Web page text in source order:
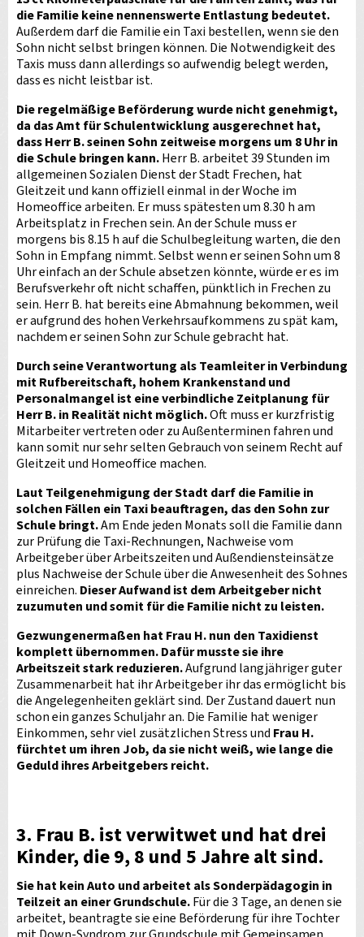
die Familie keine nennenswerte Entlastung bedeutet.
Außerdem darf die Familie ein Taxi bestellen, wenn sie den
Sohn nicht selbst bringen können. Die Notwendigkeit des
Taxis muss dann allerdings so aufwendig belegt werden,
dass es nicht leistbar ist.
Die regelmäßige Beförderung wurde nicht genehmigt,
da das Amt für Schulentwicklung ausgerechnet hat,
dass Herr B. seinen Sohn zeitweise morgens um 8 Uhr in
die Schule bringen kann.Herr B. arbeitet 39 Stunden im
allgemeinen Sozialen Dienst der Stadt Frechen, hat
Gleitzeit und kann offiziell einmal in der Woche im
Homeoffice arbeiten. Er muss spätesten um 8.30 h am
Arbeitsplatz in Frechen sein. An der Schule muss er
morgens bis 8.15 h auf die Schulbegleitung warten, die den
Sohn in Empfang nimmt. Selbst wenn er seinen Sohn um 8
Uhr einfach an der Schule absetzen könnte, würde er es im
Berufsverkehr oft nicht schaffen, pünktlich in Frechen zu
sein. Herr B. hat bereits eine Abmahnung bekommen, weil
er aufgrund des hohen Verkehrsaufkommens zu spät kam,
nachdem er seinen Sohn zur Schule gebracht hat.
Durch seine Verantwortung als Teamleiter in Verbindung
mit Rufbereitschaft, hohem Krankenstand und
Personalmangel ist eine verbindliche Zeitplanung für
Herr B. in Realität nicht möglich.Oft muss er kurzfristig
Mitarbeiter vertreten oder zu Außenterminen fahren und
kann somit nur sehr selten Gebrauch von seinem Recht auf
Gleitzeit und Homeoffice machen.
Laut Teilgenehmigung der Stadt darf die Familie in
solchen Fällen ein Taxi beauftragen, das den Sohn zur
Schule bringt.Am Ende jeden Monats soll die Familie dann
zur Prüfung die Taxi-Rechnungen, Nachweise vom
Arbeitgeber über Arbeitszeiten und Außendiensteinsätze
plus Nachweise der Schule über die Anwesenheit des Sohnes
einreichen. Dieser Aufwand ist dem Arbeitgeber nicht
zuzumuten und somit für die Familie nicht zu leisten.
Gezwungenermaßen hat Frau H. nun den Taxidienst
komplett übernommen. Dafür musste sie ihre
Arbeitszeit stark reduzieren.Aufgrund langjähriger guter
Zusammenarbeit hat ihr Arbeitgeber ihr das ermöglicht bis
die Angelegenheiten geklärt sind. Der Zustand dauert nun
schon ein ganzes Schuljahr an. Die Familie hat weniger
Einkommen, sehr viel zusätzlichen Stress und Frau H.
fürchtet um ihren Job, da sie nicht weiß, wie lange die
Geduld ihres Arbeitgebers reicht.
3. Frau B. ist verwitwet und hat drei
Kinder, die 9, 8 und 5 Jahre alt sind.
Sie hat kein Auto und arbeitet als Sonderpädagogin in
Teilzeit an einer Grundschule.Für die 3 Tage, an denen sie
arbeitet, beantragte sie eine Beförderung für ihre Tochter